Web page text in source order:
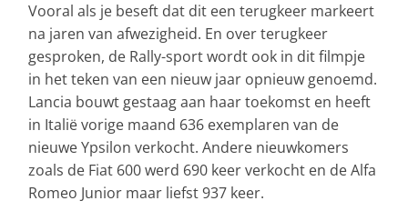
Vooral als je beseft dat dit een terugkeer markeert
na jaren van afwezigheid. En over terugkeer
gesproken, de Rally-sport wordt ook in dit filmpje
in het teken van een nieuw jaar opnieuw genoemd.
Lancia bouwt gestaag aan haar toekomst en heeft
in Italië vorige maand 636 exemplaren van de
nieuwe Ypsilon verkocht. Andere nieuwkomers
zoals de Fiat 600 werd 690 keer verkocht en de Alfa
Romeo Junior maar liefst 937 keer.